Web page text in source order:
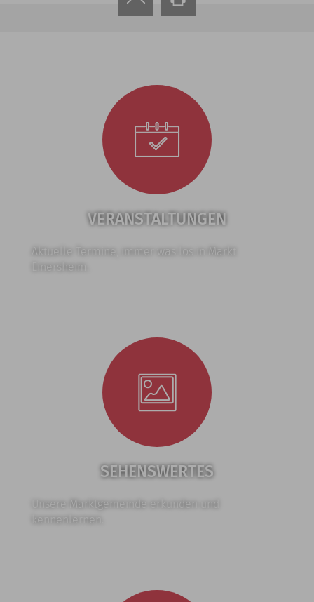
VERANSTALTUNGEN
Aktuelle Termine, immer was los in Markt
Einersheim.
SEHENSWERTES
Unsere Marktgemeinde erkunden und
kennenlernen.